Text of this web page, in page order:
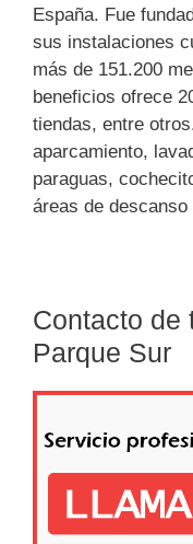
España. Fue
sus instalaciones
más de 151.200
beneficios ofrece
tiendas, entre
aparcamiento,
paraguas,
áreas de
Contacto de
Parque Sur